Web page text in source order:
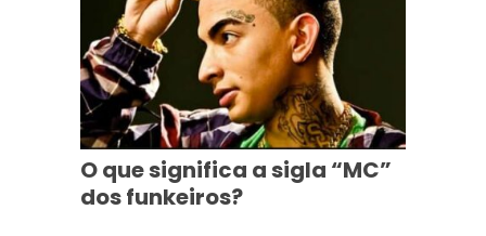
O que significa a sigla “MC”
dos funkeiros?